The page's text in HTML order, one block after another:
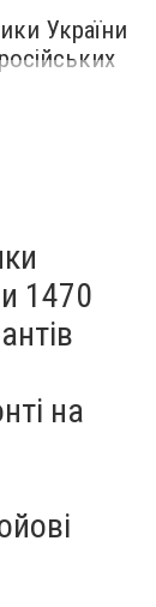
України
1470
на